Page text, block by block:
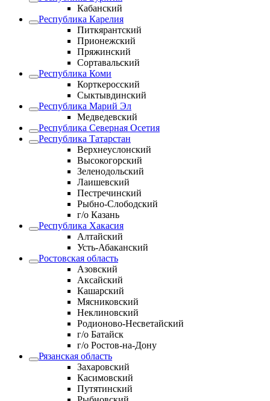
Кабанский
Республика Карелия
Питкярантский
Прионежский
Пряжинский
Сортавальский
Республика Коми
Корткеросский
Сыктывдинский
Республика Марий Эл
Медведевский
Республика Северная Осетия
Республика Татарстан
Верхнеуслонский
Высокогорский
Зеленодольский
Лаишевский
Пестречинский
Рыбно-Слободский
г/о Казань
Республика Хакасия
Алтайский
Усть-Абаканский
Ростовская область
Азовский
Аксайский
Кашарский
Мясниковский
Неклиновский
Родионово-Несветайский
г/о Батайск
г/о Ростов-на-Дону
Рязанская область
Захаровский
Касимовский
Путятинский